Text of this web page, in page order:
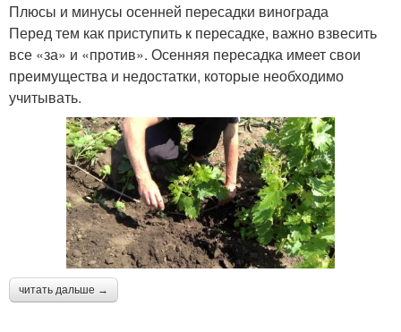
Плюсы и минусы осенней пересадки винограда
Перед тем как приступить к пересадке, важно взвесить
все «за» и «против». Осенняя пересадка имеет свои
преимущества и недостатки, которые необходимо
учитывать.
читать дальше →